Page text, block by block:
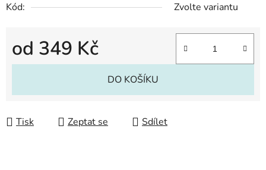
Kód:
Zvolte variantu
od 349 Kč
Měrná cena:
DO KOŠÍKU
Tisk Zeptat se Sdílet